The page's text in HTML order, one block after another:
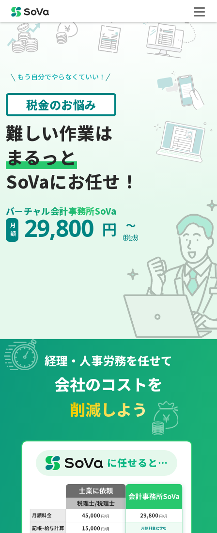
もう自分でやらなくていい！
求書や領収書 役所手続き
難しい作業は
まるっと
SoVaにお任せ！
バーチャル会計事務所SoVa
月額 29,800 円 ~
（税抜）
経理・人事労務を任せて
会社のコストを
削減しよう